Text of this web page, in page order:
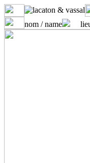
nom / name